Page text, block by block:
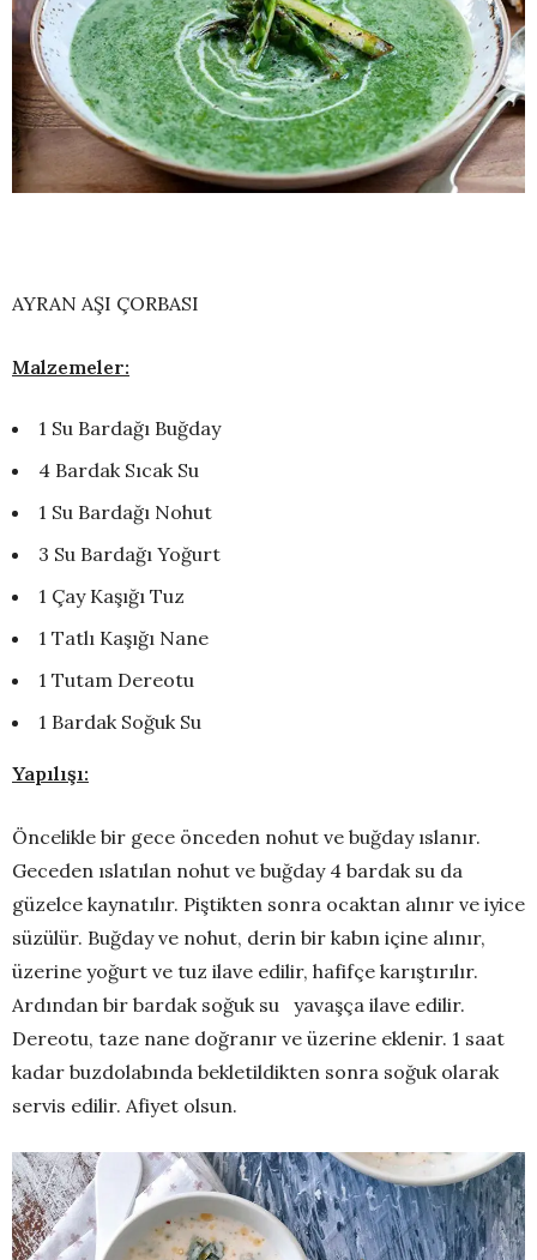
AYRAN AŞI ÇORBASI
Malzemeler:
1 Su Bardağı Buğday
4 Bardak Sıcak Su
1 Su Bardağı Nohut
3 Su Bardağı Yoğurt
1 Çay Kaşığı Tuz
1 Tatlı Kaşığı Nane
1 Tutam Dereotu
1 Bardak Soğuk Su
Yapılışı:
Öncelikle bir gece önceden nohut ve buğday ıslanır.
Geceden ıslatılan nohut ve buğday 4 bardak su da
güzelce kaynatılır. Piştikten sonra ocaktan alınır ve iyice
süzülür. Buğday ve nohut, derin bir kabın içine alınır,
üzerine yoğurt ve tuz ilave edilir, hafifçe karıştırılır.
Ardından bir bardak soğuk su yavaşça ilave edilir.
Dereotu, taze nane doğranır ve üzerine eklenir. 1 saat
kadar buzdolabında bekletildikten sonra soğuk olarak
servis edilir. Afiyet olsun.